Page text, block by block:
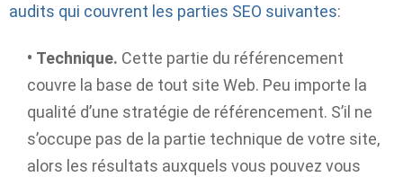
audits qui couvrent les parties SEO suivantes:
• Technique. Cette partie du référencement
couvre la base de tout site Web. Peu importe la
qualité d’une stratégie de référencement. S’il ne
s’occupe pas de la partie technique de votre site,
alors les résultats auxquels vous pouvez vous